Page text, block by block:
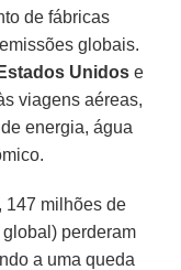
de fábricas
globais.
Estados Unidos e
viagens aéreas,
energia, água
, 147 milhões de
perderam
a uma queda